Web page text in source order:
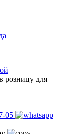
розницу для
05